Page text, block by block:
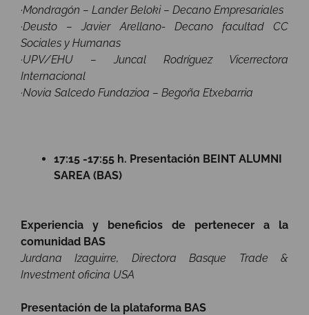
·Mondragón – Lander Beloki – Decano Empresariales
·Deusto – Javier Arellano- Decano facultad CC
Sociales y Humanas
·UPV/EHU – Juncal Rodríguez Vicerrectora
Internacional
·Novia Salcedo Fundazioa – Begoña Etxebarria
17:15 -17:55 h. Presentación BEINT ALUMNI
SAREA (BAS)
Experiencia y beneficios de pertenecer a la
comunidad BAS
Jurdana Izaguirre, Directora Basque Trade &
Investment oficina USA
Presentación de la plataforma BAS